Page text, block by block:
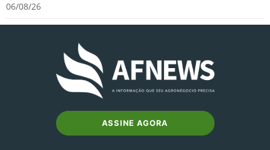
06/08/26
ASSINE AGORA